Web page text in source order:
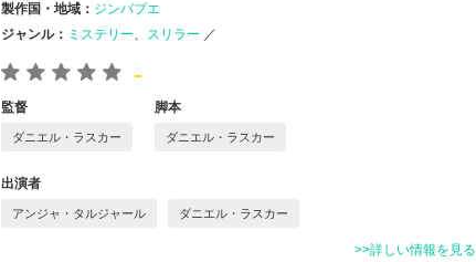
製作国・地域： ジンバブエ
ジャンル： ミステリー スリラー ／
-
監督
ダニエル・ラスカー
脚本
ダニエル・ラスカー
出演者
アンジャ・タルジャール ダニエル・ラスカー
>>詳しい情報を見る